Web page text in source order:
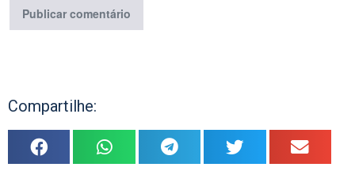
Compartilhe: